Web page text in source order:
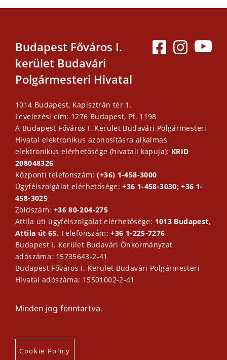
Budapest Főváros I.
kerület Budavári
Polgármesteri Hivatal
1014 Budapest, Kapisztrán tér 1.
Levelezési cím: 1276 Budapest, Pf. 1198
A Budapest Főváros I. Kerület Budavári Polgármesteri
Hivatal elektronikus azonosításra alkalmas
elektronikus elérhetősége (hivatali kapuja): KRID
208048326
Központi telefonszám:(+36) 1-458-3000
Ügyfélszolgálat elérhetősége:+36 1-458-3030; +36 1-
458-3025
Zöldszám: +36 80-204-275
Attila úti ügyfélszolgálat elérhetősége: 1013 Budapest,
Attila út 65.Telefonszám:+36 1-225-7276
Budapest I. Kerület Budavári Önkormányzat
adószáma: 15735643-2-41
Budapest Főváros I. Kerület Budavári Polgármesteri
Hivatal adószáma: 15501002-2-41
Minden jog fenntartva.
Cookie Policy